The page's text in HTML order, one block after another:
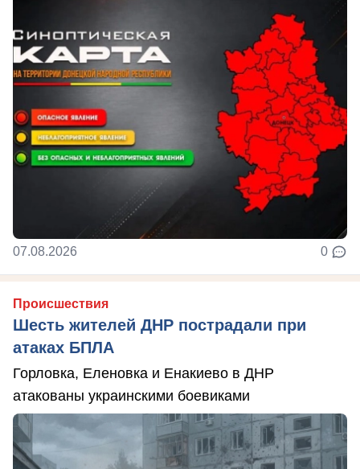
07.08.2026 0
Происшествия
Шесть жителей ДНР пострадали при
атаках БПЛА
Горловка, Еленовка и Енакиево в ДНР
атакованы украинскими боевиками